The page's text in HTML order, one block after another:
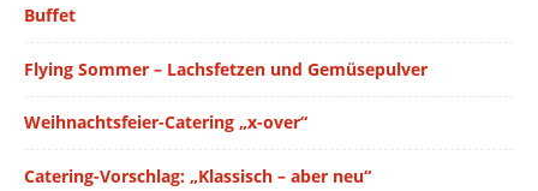
Buffet
Flying Sommer – Lachsfetzen und Gemüsepulver
Weihnachtsfeier-Catering „x-over“
Catering-Vorschlag: „Klassisch – aber neu“